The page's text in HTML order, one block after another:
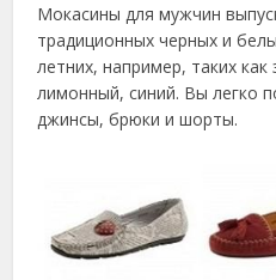
Мокасины для мужчин
традиционных черных и
летних, например, таких
лимонный, синий. Вы легко
джинсы, брюки и шорты.